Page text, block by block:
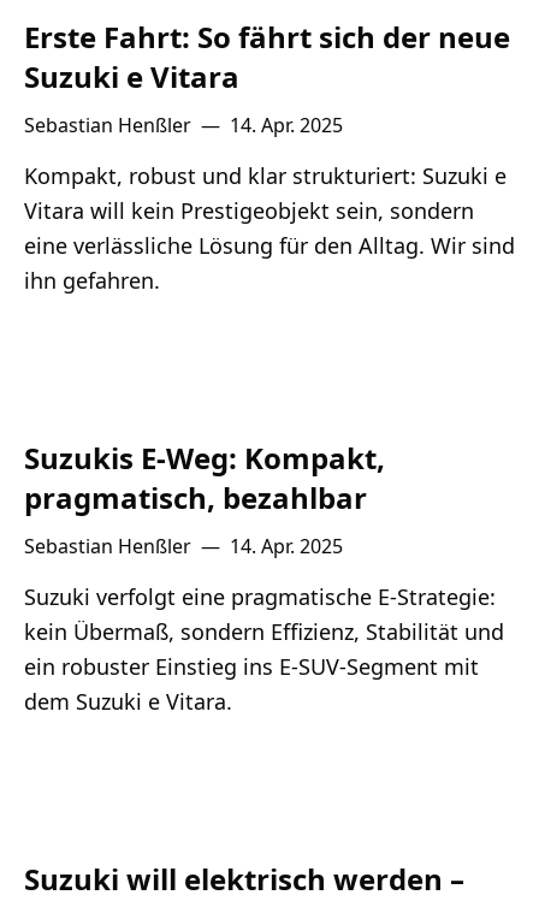
Erste Fahrt: So fährt sich der neue
Suzuki e Vitara
Sebastian Henßler — 14. Apr. 2025
Kompakt, robust und klar strukturiert: Suzuki e
Vitara will kein Prestigeobjekt sein, sondern
eine verlässliche Lösung für den Alltag. Wir sind
ihn gefahren.
Suzukis E-Weg: Kompakt,
pragmatisch, bezahlbar
Sebastian Henßler — 14. Apr. 2025
Suzuki verfolgt eine pragmatische E-Strategie:
kein Übermaß, sondern Effizienz, Stabilität und
ein robuster Einstieg ins E-SUV-Segment mit
dem Suzuki e Vitara.
Suzuki will elektrisch werden –